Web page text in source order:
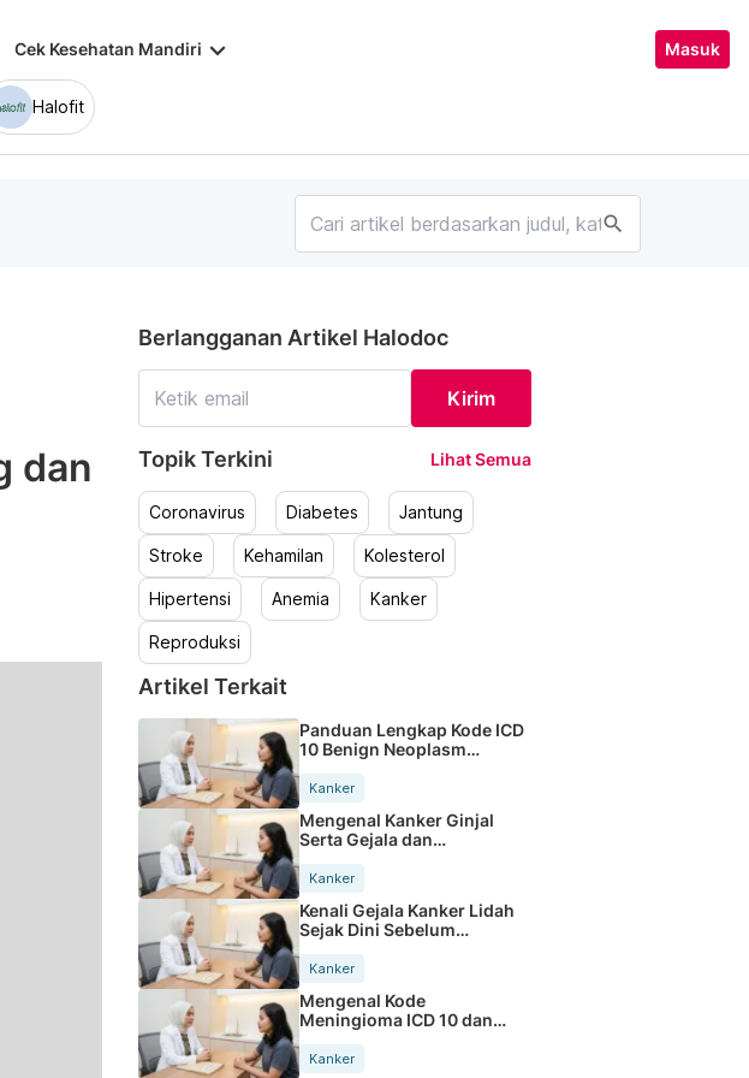
Cek Kesehatan Mandiri keyboard_arrow_down Masuk
Halofit
search
dan
Berlangganan Artikel Halodoc
Kirim
Topik Terkini Lihat Semua
Coronavirus Diabetes Jantung
Stroke Kehamilan Kolesterol
Hipertensi Anemia Kanker
Reproduksi
Artikel Terkait
Panduan Lengkap Kode ICD
10 Benign Neoplasm
Kanker
Mengenal Kanker Ginjal
Serta Gejala dan
Kanker
Kenali Gejala Kanker Lidah
Sejak Dini Sebelum
Kanker
Mengenal Kode
Meningioma ICD 10 dan
Kanker